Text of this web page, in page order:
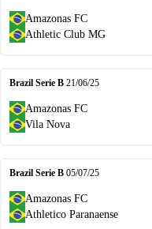
Amazonas FC
Athletic Club MG
Brazil Serie B 21/06/25
Amazonas FC
Vila Nova
Brazil Serie B 05/07/25
Amazonas FC
Athletico Paranaense